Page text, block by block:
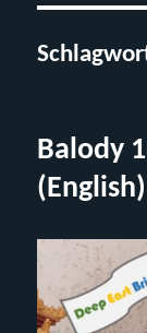
Balody
(English)